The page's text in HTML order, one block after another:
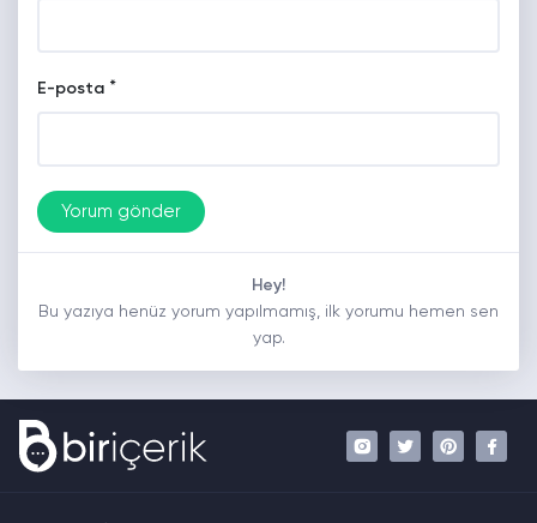
E-posta *
Hey!
Bu yazıya henüz yorum yapılmamış, ilk yorumu hemen sen
yap.